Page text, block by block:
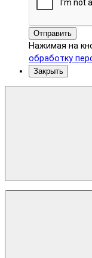
Отправить
Нажимая на
обработку
Закрыть